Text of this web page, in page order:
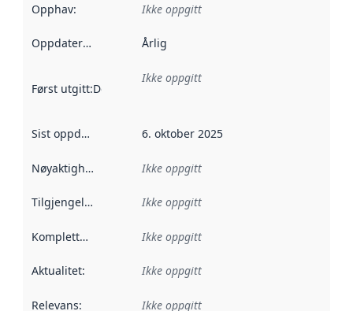
Opphav: Ikke oppgitt
Oppdateringsfrekvens :
Årlig
Først utgitt:Denne datoen sier når dataene i dette
Ikke oppgitt
Sist oppdatert 6. oktober 2025
Nøyaktighet Ikke oppgitt
Tilgjengelighet Ikke oppgitt
Kompletthet Ikke oppgitt
Aktualitet: Ikke oppgitt
Relevans: Ikke oppgitt